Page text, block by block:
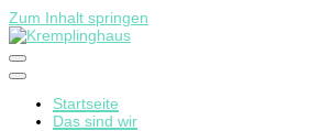
Zum Inhalt springen
Startseite
Das sind wir